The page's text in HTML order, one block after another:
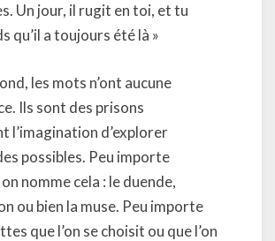
Un jour, il rugit en toi, et tu
qu’il a toujours été là »
les mots n’ont aucune
Ils sont des prisons
l’imagination d’explorer
possibles. Peu importe
nomme cela : le duende,
ou bien la muse. Peu importe
que l’on se choisit ou que l’on